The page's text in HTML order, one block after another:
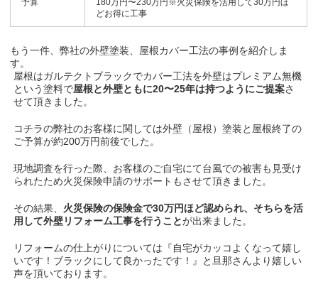
予算
180万円〜230万円※火災保険を活用して30万円ほ
どお得に工事
もう一件、弊社の外壁塗装、屋根カバー工法の事例を紹介しま
す。
屋根はガルテクトブラックでカバー工法を外壁はプレミアム無機
という塗料で屋根と外壁ともに20〜25年は持つようにご提案さ
せて頂きました。
コチラの弊社のお客様に関しては外壁（屋根）塗装と屋根終了の
ご予算が約200万円前後でした。
現地調査を行った際、お客様のご自宅にて台風での被害も見受け
られたため火災保険申請のサポートもさせて頂きました。
その結果、 火災保険の保険金で30万円ほど認められ、そちらを活
用して外壁リフォーム工事を行うことが出来ました。
リフォームの仕上がりについては『自宅がカッコよくなって嬉し
いです！ブラックにして良かったです！』と旦那さんより嬉しい
声を頂いております。